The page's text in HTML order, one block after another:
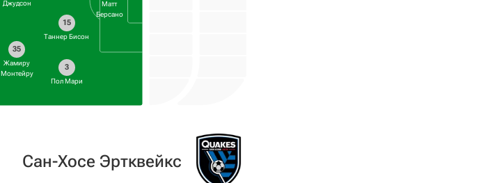
Матт
Берсано
15
Таннер Бисон
3
Пол Мари
Джудсон
35
Жамиру
Монтейру
Сан-Хосе Эртквейкс